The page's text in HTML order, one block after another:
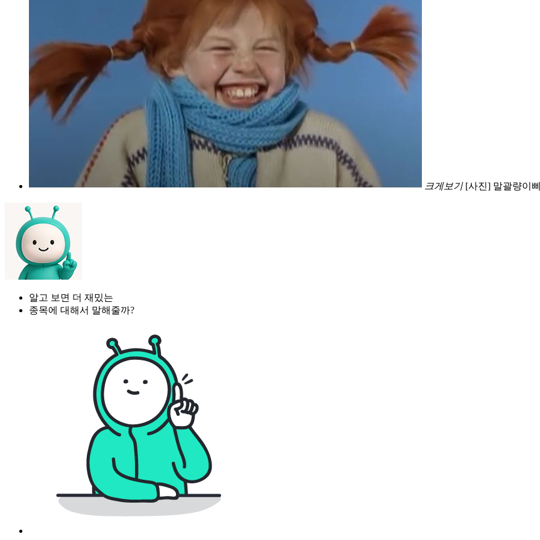
크게보기 [사진] 말괄량이
알고 보면 더 재밌는
종목에 대해서 말해줄까?